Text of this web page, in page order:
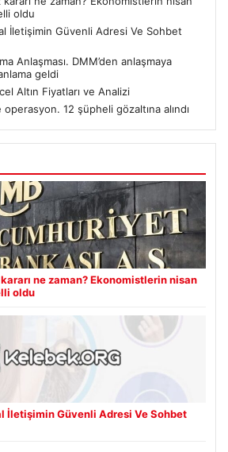
oldu
İletişimin Güvenli Adresi Ve Sohbet
Anlaşması. DMM’den anlaşmaya
geldi
Altın Fiyatları ve Analizi
operasyon. 12 şüpheli gözaltına alındı
ne zaman? Ekonomistlerin nisan
oldu
İletişimin Güvenli Adresi Ve Sohbet